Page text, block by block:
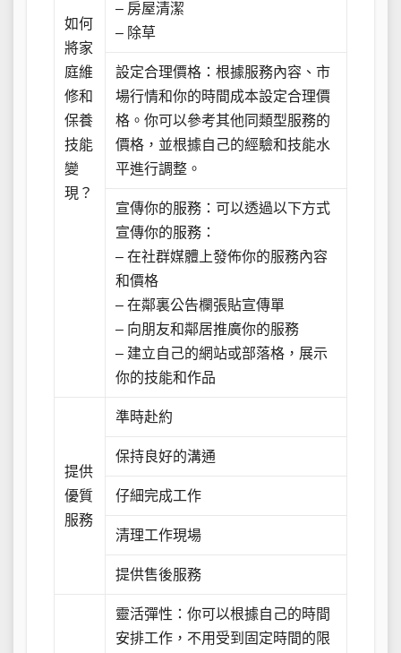
如何
將家
庭維
修和
保養
技能
變
現？
– 房屋清潔
– 除草
設定合理價格：根據服務內容、市
場行情和你的時間成本設定合理價
格。你可以參考其他同類型服務的
價格，並根據自己的經驗和技能水
平進行調整。
宣傳你的服務：可以透過以下方式
宣傳你的服務：
– 在社群媒體上發佈你的服務內容
和價格
– 在鄰裏公告欄張貼宣傳單
– 向朋友和鄰居推廣你的服務
– 建立自己的網站或部落格，展示
你的技能和作品
提供
優質
服務
準時赴約
保持良好的溝通
仔細完成工作
清理工作現場
提供售後服務
靈活彈性：你可以根據自己的時間
安排工作，不用受到固定時間的限